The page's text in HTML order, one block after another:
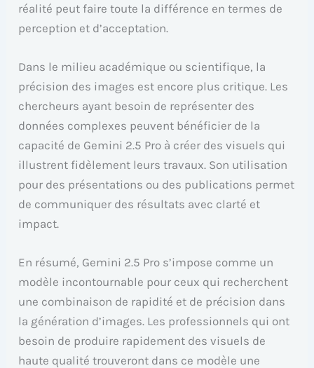
réalité peut faire toute la différence en termes de
perception et d’acceptation.
Dans le milieu académique ou scientifique, la
précision des images est encore plus critique. Les
chercheurs ayant besoin de représenter des
données complexes peuvent bénéficier de la
capacité de Gemini 2.5 Pro à créer des visuels qui
illustrent fidèlement leurs travaux. Son utilisation
pour des présentations ou des publications permet
de communiquer des résultats avec clarté et
impact.
En résumé, Gemini 2.5 Pro s’impose comme un
modèle incontournable pour ceux qui recherchent
une combinaison de rapidité et de précision dans
la génération d’images. Les professionnels qui ont
besoin de produire rapidement des visuels de
haute qualité trouveront dans ce modèle une